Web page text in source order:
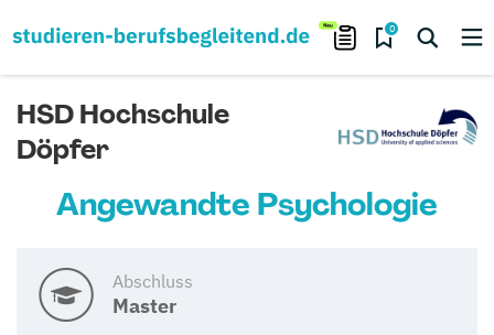
0
HSD Hochschule
Döpfer
Angewandte Psychologie
Abschluss
Master